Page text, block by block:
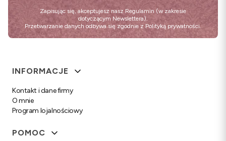
Zapisując się, akceptujesz nasz Regulamin (w zakresie
dotyczącym Newslettera).
Przetwarzanie danych odbywa się zgodnie z Polityką prywatności.
Linki w stopce
INFORMACJE
Kontakt i dane firmy
O mnie
Program lojalnościowy
POMOC